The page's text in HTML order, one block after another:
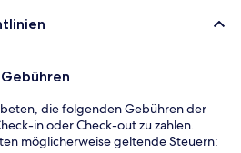
die folgenden Gebühren der
in oder Check-out zu zahlen.
möglicherweise geltende Steuern: